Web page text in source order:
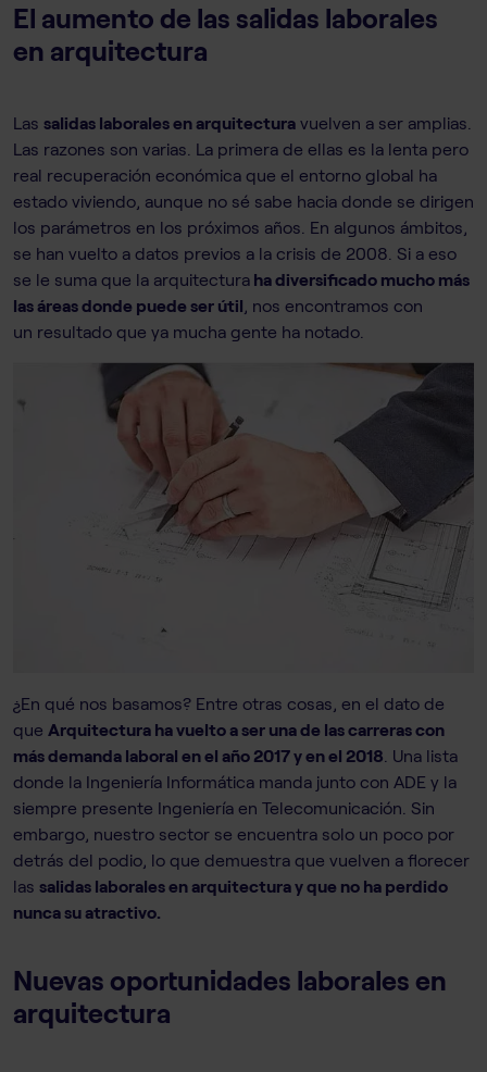
El aumento de las salidas laborales
en arquitectura
Las salidas laborales en arquitectura vuelven a ser amplias.
Las razones son varias. La primera de ellas es la lenta pero
real recuperación económica que el entorno global ha
estado viviendo, aunque no sé sabe hacia donde se dirigen
los parámetros en los próximos años. En algunos ámbitos,
se han vuelto a datos previos a la crisis de 2008. Si a eso
se le suma que la arquitectura ha diversificado mucho más
las áreas donde puede ser útil , nos encontramos con
un resultado que ya mucha gente ha notado.
¿En qué nos basamos? Entre otras cosas, en el dato de
que Arquitectura ha vuelto a ser una de las carreras con
más demanda laboral en el año 2017 y en el 2018 . Una lista
donde la Ingeniería Informática manda junto con ADE y la
siempre presente Ingeniería en Telecomunicación. Sin
embargo, nuestro sector se encuentra solo un poco por
detrás del podio, lo que demuestra que vuelven a florecer
las salidas laborales en arquitectura y que no ha perdido
nunca su atractivo.
Nuevas oportunidades laborales en
arquitectura